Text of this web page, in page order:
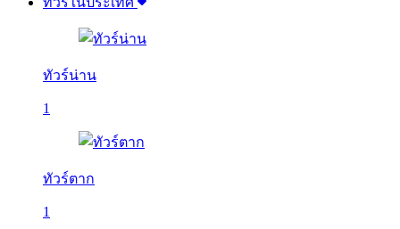
ทัวร์น่าน
1
ทัวร์ตาก
1